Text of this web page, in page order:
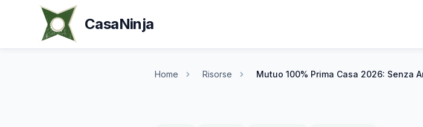
CasaNinja
Home Risorse Mutuo 100% Prima Casa 2026: Senza